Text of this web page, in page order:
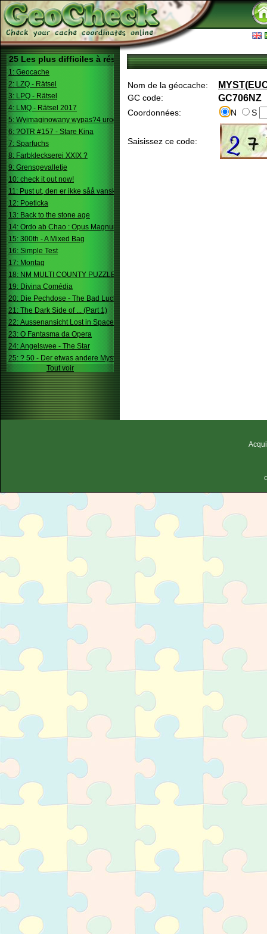
25 Les plus difficiles à résoudre
1: Geocache
2: LZQ - Rätsel
3: LPQ - Rätsel
4: LMQ - Rätsel 2017
5: Wyimaginowany wypas?4 urodziny
6: ?OTR #157 - Stare Kina
7: Sparfuchs
8: Farbkleckserei XXIX ?
9: Grensgevalletje
10: check it out now!
11: Pust ut, den er ikke såå vanskelig.
12: Poeticka
13: Back to the stone age
14: Ordo ab Chao : Opus Magnum
15: 300th - A Mixed Bag
16: Simple Test
17: Montag
18: NM MULTI COUNTY PUZZLE
19: Divina Comédia
20: Die Pechdose - The Bad Luck Box
21: The Dark Side of ... (Part 1)
22: Aussenansicht Lost in Space
23: O Fantasma da Opera
24: Angelswee - The Star
25: ? 50 - Der etwas andere Mystery
Tout voir
Nom de la géocache:
GC code: GC706NZ
Coordonnées: N S
Saisissez ce code: